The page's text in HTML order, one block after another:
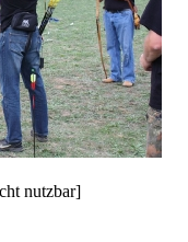
nutzbar]